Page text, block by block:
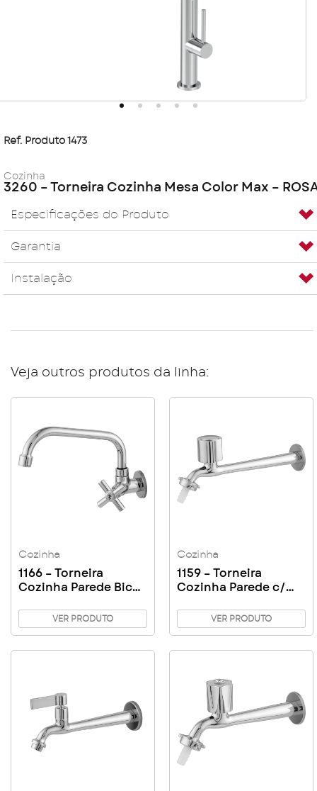
Ref. Produto 1473
Cozinha
3260 – Torneira Cozinha Mesa Color Max –
Especificações do Produto
Garantia
Instalação
Veja outros produtos da linha:
Cozinha
1166 – Torneira
Cozinha Parede Bica
VER PRODUTO
Cozinha
1159 – Torneira
Cozinha Parede c/
VER PRODUTO